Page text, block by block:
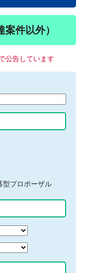
件以外）
公告しています
型プロポーザル